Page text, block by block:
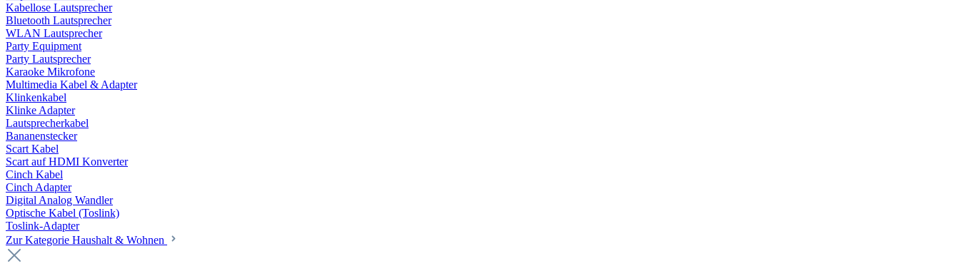
Kabellose Lautsprecher
Bluetooth Lautsprecher
WLAN Lautsprecher
Party Equipment
Party Lautsprecher
Karaoke Mikrofone
Multimedia Kabel & Adapter
Klinkenkabel
Klinke Adapter
Lautsprecherkabel
Bananenstecker
Scart Kabel
Scart auf HDMI Konverter
Cinch Kabel
Cinch Adapter
Digital Analog Wandler
Optische Kabel (Toslink)
Toslink-Adapter
Zur Kategorie Haushalt & Wohnen